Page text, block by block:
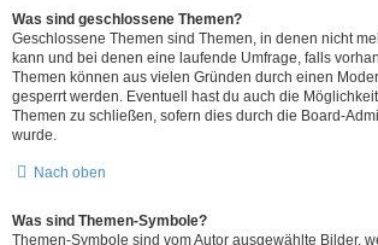
Was sind geschlossene Themen?
Geschlossene Themen sind Themen, in denen nicht
kann und bei denen eine laufende Umfrage, falls
Themen können aus vielen Gründen durch einen
gesperrt werden. Eventuell hast du auch die
Themen zu schließen, sofern dies durch die Board-
wurde.
Nach oben
Was sind Themen-Symbole?
Themen-Symbole sind vom Autor ausgewählte Bilder,